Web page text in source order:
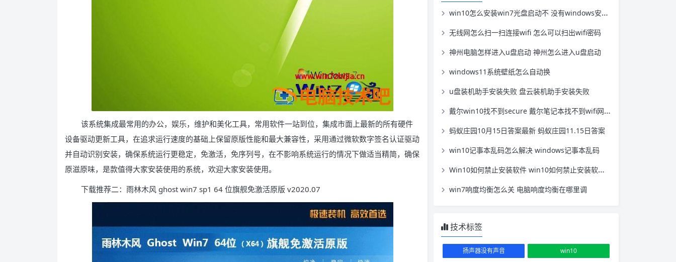
该系统集成最常用的办公，娱乐，维护和美化工具，常用软件一站到位，集成市面上最新的所有硬件
设备驱动更新工具，在追求运行速度的基础上保留原版性能和最大兼容性，采用通过微软数字签名认证驱动
并自动识别安装，确保系统运行更稳定，免激活，免序列号，在不影响系统运行的情况下做适当精简，确保
原滋原味，是款值得大家安装使用的系统，欢迎大家安装使用。
下载推荐二：雨林木风 ghost win7 sp1 64 位旗舰免激活原版 v2020.07
win10怎么安装win7光盘启动不 没有windows安装光盘怎么重启电脑
无线网怎么扫一扫连接wifi 怎么可以扫出wifi密码
神州电脑怎样进入u盘启动 神州怎么进入u盘启动
windows11系统壁纸怎么自动换
u盘装机助手安装失败 盘云装机助手安装失败
戴尔win10找不到secure 戴尔笔记本找不到wifi网络win10
蚂蚁庄园10月15日答案最新 蚂蚁庄园11.15日答案
win10记事本乱码怎么解决 windows记事本乱码
Win10如何禁止安装软件 win10如何禁止安装软件自动更新
win7响度均衡怎么关 电脑响度均衡在哪里调
技术标签
扬声器没有声音 win10